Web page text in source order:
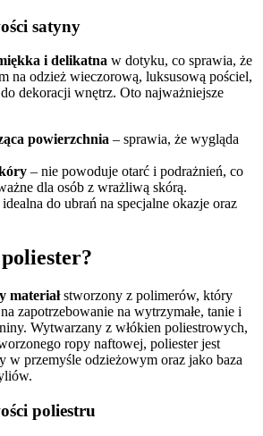
satyny
i delikatna w dotyku, co sprawia, że
na odzież wieczorową, luksusową pościel,
dekoracji wnętrz. Oto najważniejsze
powierzchnia – sprawia, że wygląda
– nie powoduje otarć i podrażnień, co
dla osób z wrażliwą skórą.
do ubrań na specjalne okazje oraz
materiałstworzony z polimerów, który
zapotrzebowanie na wytrzymałe, tanie i
Wytwarzany z włókien poliestrowych,
ropy naftowej, poliester jest
w przemyśle odzieżowym oraz jako baza
poliestru